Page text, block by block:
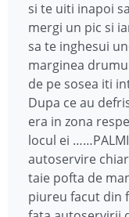
si te uiti inapoi
mergi un pic si
sa te inghesui
marginea
de pe sosea iti
Dupa ce au
era in zona
locul ei
autoservire
taie pofta de
piureu facut din